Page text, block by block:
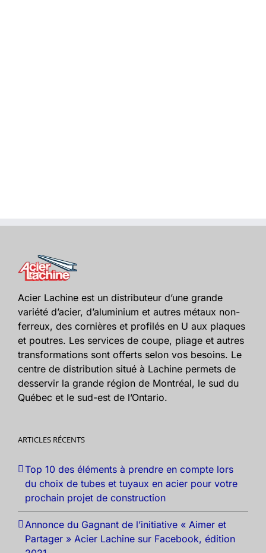
Acier Lachine est un distributeur d’une grande
variété d’acier, d’aluminium et autres métaux non-
ferreux, des cornières et profilés en U aux plaques
et poutres. Les services de coupe, pliage et autres
transformations sont offerts selon vos besoins. Le
centre de distribution situé à Lachine permets de
desservir la grande région de Montréal, le sud du
Québec et le sud-est de l’Ontario.
ARTICLES RÉCENTS
Top 10 des éléments à prendre en compte lors
du choix de tubes et tuyaux en acier pour votre
prochain projet de construction
Annonce du Gagnant de l’initiative « Aimer et
Partager » Acier Lachine sur Facebook, édition